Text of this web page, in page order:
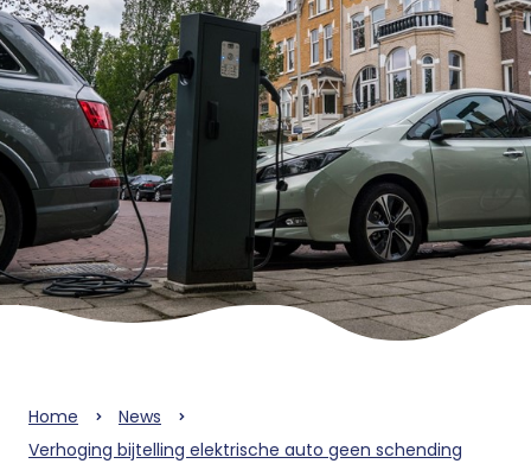
Home
News
Verhoging bijtelling elektrische auto geen schending